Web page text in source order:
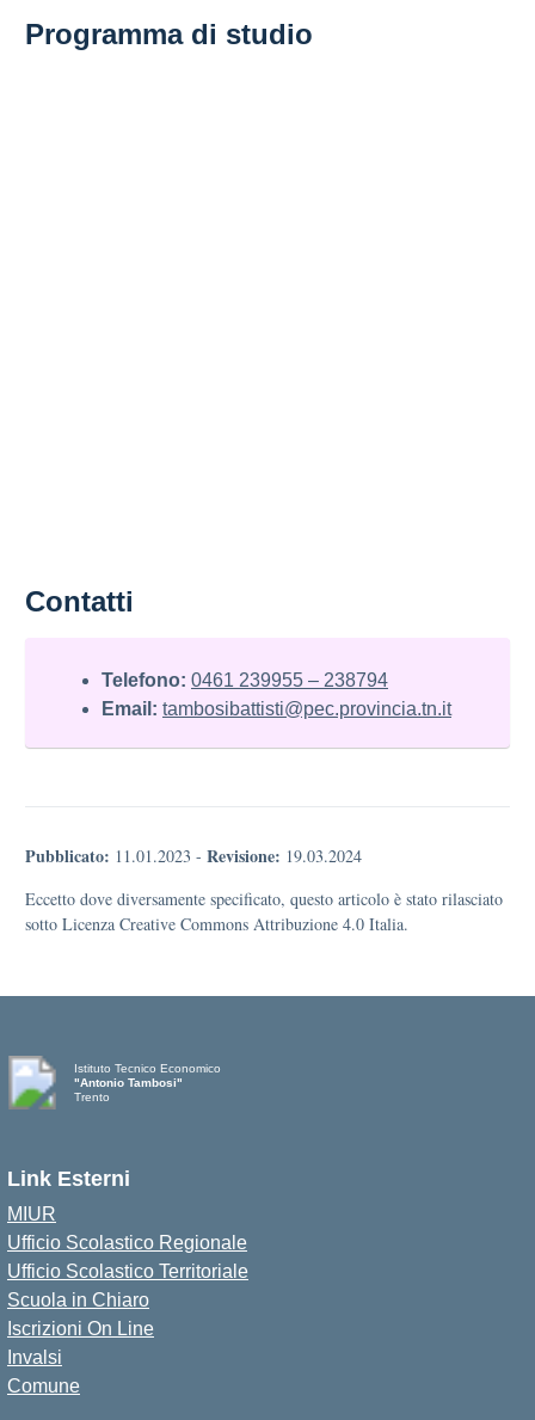
Programma di studio
Contatti
Telefono: 0461 239955 – 238794
Email: tambosibattisti@pec.provincia.tn.it
Pubblicato: 11.01.2023 - Revisione: 19.03.2024
Eccetto dove diversamente specificato, questo articolo è stato rilasciato
sotto Licenza Creative Commons Attribuzione 4.0 Italia.
Istituto Tecnico Economico
"Antonio Tambosi"
Trento
Link Esterni
MIUR
Ufficio Scolastico Regionale
Ufficio Scolastico Territoriale
Scuola in Chiaro
Iscrizioni On Line
Invalsi
Comune